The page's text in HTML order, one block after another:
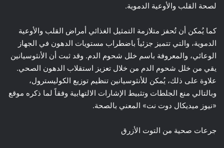
لصحة القلب والأوعية الدموية.
كما يُمكن أن تُحفز متلازمة التمثيل الغذائي أمراض القلب والأوعية
الدموية، والتي تتميز جزئياً باضطراب مستويات الدهون في الجهاز
الوعائي، والمعروفة باسم خلل شحوم الدم. وقد ثبت أن الأنثوسيانين
يقي من خلل شحوم الدم من خلال تعزيز استقلاب الدهون الصحي.
علاوة على ذلك، يُمكن للأنثوسيانين تنظيم توزيع الكوليسترول،
وبالتالي منع الجلطات وتثبيط الإشارات الالتهابية وفقاً لما ذكره موقع
«نيوز ميديكال دوت نت» المعني بالصحة.
جرعات صحية من التوت الأزرق